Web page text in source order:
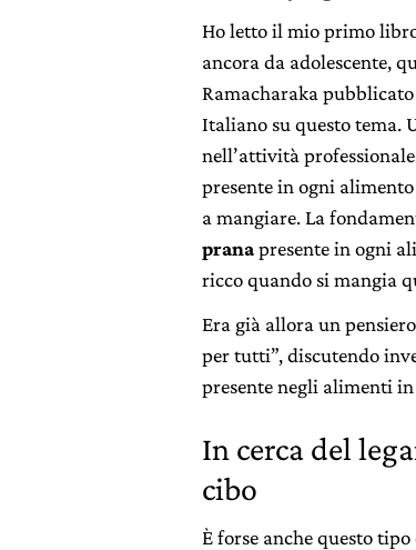
Ho letto il mio primo
ancora da adolescente,
Ramacharaka
Italiano su questo tema.
nell’attività
presente in ogni
a mangiare. La
pranapresente in ogni
ricco quando si mangia
Era già allora un
per tutti”, discutendo
presente negli alimenti
In cerca del
cibo
È forse anche questo